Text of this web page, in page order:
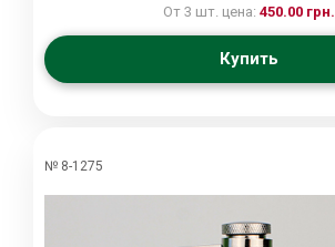
От 3 шт. цена: 450.00 грн.
Купить
№ 8-1275